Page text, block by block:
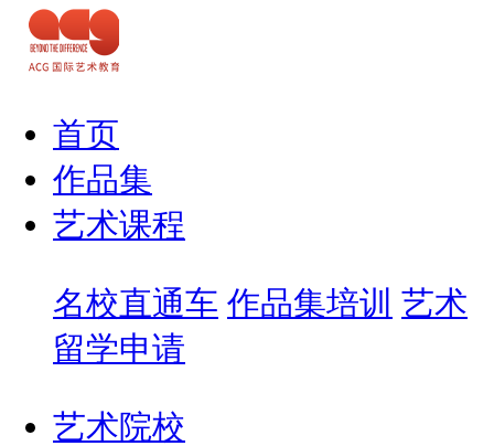
首页
作品集
艺术课程
名校直通车 作品集培训 艺术
留学申请
艺术院校